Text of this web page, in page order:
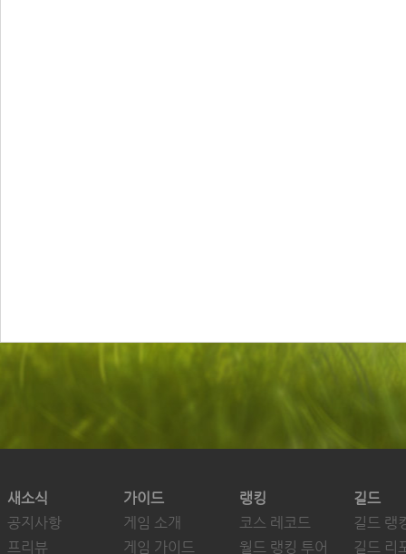
새소식
공지사항
프리뷰
가이드
게임 소개
게임 가이드
랭킹
코스 레코드
월드 랭킹 투어
길드
길드 랭
길드 리